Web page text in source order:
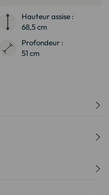
Hauteur assise :
68,5 cm
Profondeur :
51 cm